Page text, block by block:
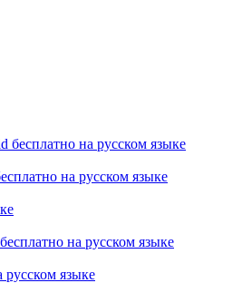
бесплатно на русском языке
на русском языке
на русском языке
русском языке